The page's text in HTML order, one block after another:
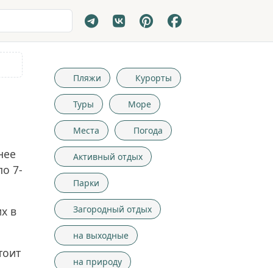
7-
в
Пляжи Курорты
Туры Море
Места Погода
Активный отдых
Парки
Загородный отдых
на выходные
на природу